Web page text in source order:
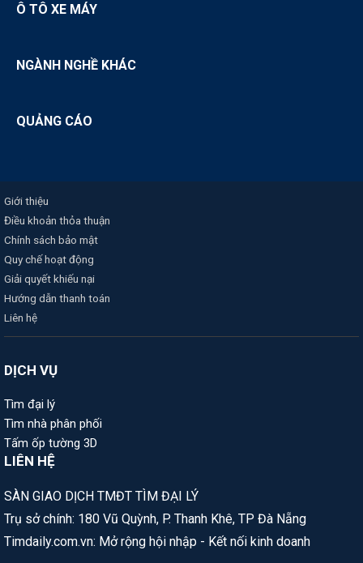
Ô TÔ XE MÁY
NGÀNH NGHỀ KHÁC
QUẢNG CÁO
Giới thiệu
Điều khoản thỏa thuận
Chính sách bảo mật
Quy chế hoạt động
Giải quyết khiếu nại
Hướng dẫn thanh toán
Liên hệ
DỊCH VỤ
Tìm đại lý
Tìm nhà phân phối
Tấm ốp tường 3D
LIÊN HỆ
SÀN GIAO DỊCH TMĐT TÌM ĐẠI LÝ
Trụ sở chính: 180 Vũ Quỳnh, P. Thanh Khê, TP Đà Nẵng
Timdaily.com.vn: Mở rộng hội nhập - Kết nối kinh doanh